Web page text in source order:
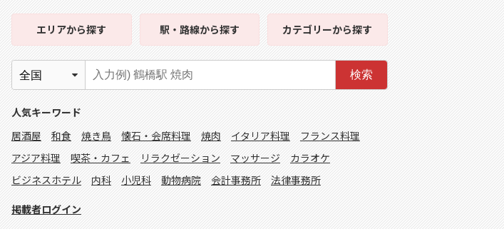
エリアから探す 駅・路線から探す カテゴリーから探す
検索
人気キーワード
居酒屋
和食 焼き鳥 懐石・会席料理 焼肉 イタリア料理
フランス料理
アジア料理
喫茶・カフェ リラクゼーション マッサージ
カラオケ
ビジネスホテル
内科 小児科 動物病院 会計事務所 法律事務所
掲載者ログイン